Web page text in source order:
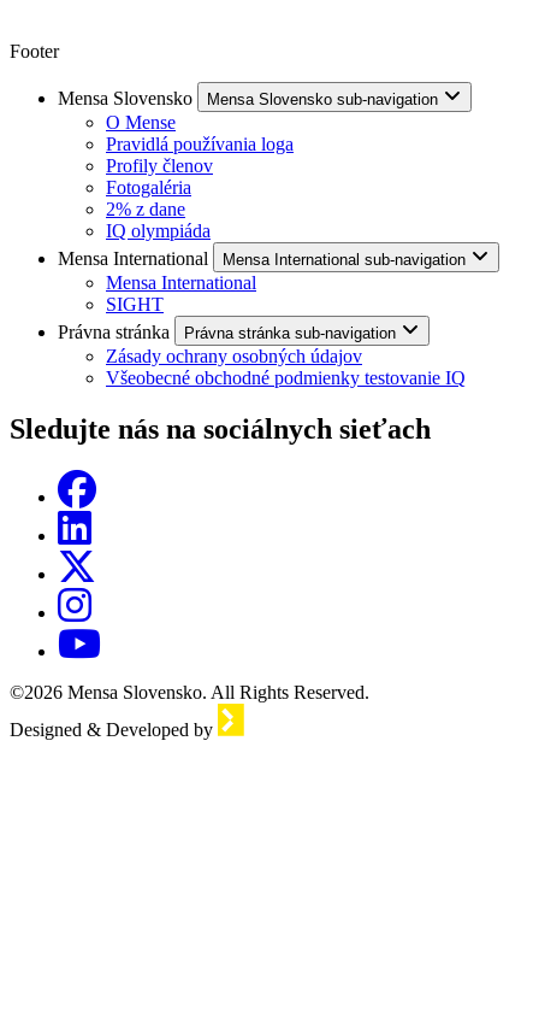
Footer
Mensa Slovensko Mensa Slovensko sub-navigation
O Mense
Pravidlá používania loga
Profily členov
Fotogaléria
2% z dane
IQ olympiáda
Mensa International
Mensa International sub-navigation
Mensa International
SIGHT
Právna stránka
Právna stránka sub-navigation
Zásady ochrany osobných údajov
Všeobecné obchodné podmienky testovanie IQ
Sledujte nás na sociálnych sieťach
©2026 Mensa Slovensko. All Rights Reserved.
Designed & Developed by